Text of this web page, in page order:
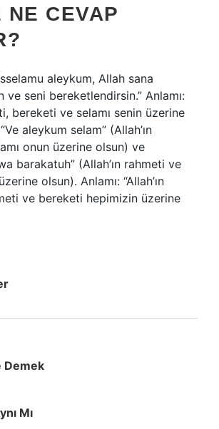
NE CEVAP
aleykum, Allah sana
ve seni bereketlendirsin.” Anlamı:
bereketi ve selamı senin üzerine
aleykum selam” (Allah’ın
onun üzerine olsun) ve
barakatuh” (Allah’ın rahmeti ve
olsun). Anlamı: “Allah’ın
ve bereketi hepimizin üzerine
Demek
Mı